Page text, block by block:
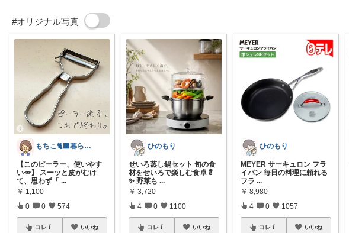
#オリジナル写真
もちこ🐈‍⬛暮らしのお気に入り🌷
【このピーラー、使いやす
い🥕】 スーッと皮がむけ
て、思わず「 ...
￥ 1,100
0 0 574
コレ いいね
ひのもり
せいろ蒸し鍋セット 旬の食
材をせいろで楽しむ食卓🥬
✨ 野菜も ...
￥ 3,720
4 0 1100
コレ いいね
ひのもり
MEYER サーキュロン フラ
イパン 毎日の料理に頼れる
フラ ...
￥ 8,980
4 0 1057
コレ いいね